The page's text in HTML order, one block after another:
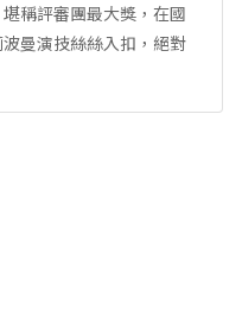
稱評審團最大獎，在國
曼演技絲絲入扣，絕對